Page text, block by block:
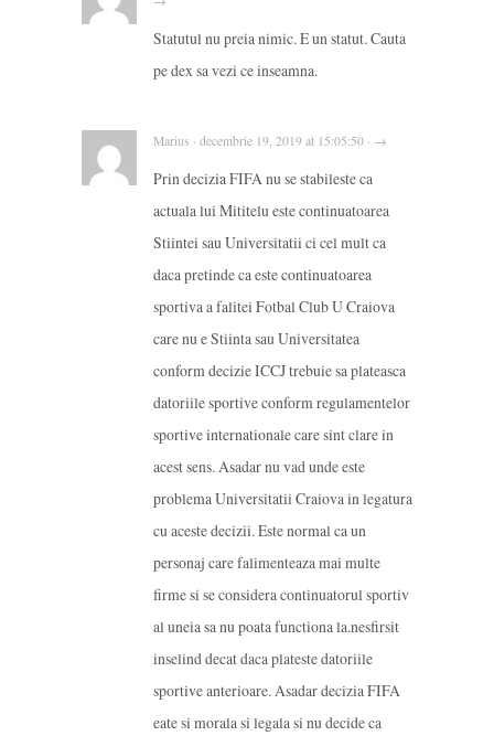
Statutul nu preia nimic. E un statut. Cauta
pe dex sa vezi ce inseamna.
Marius · decembrie 19, 2019 at 15:05:50 · →
Prin decizia FIFA nu se stabileste ca
actuala lui Mititelu este continuatoarea
Stiintei sau Universitatii ci cel mult ca
daca pretinde ca este continuatoarea
sportiva a falitei Fotbal Club U Craiova
care nu e Stiinta sau Universitatea
conform decizie ICCJ trebuie sa plateasca
datoriile sportive conform regulamentelor
sportive internationale care sint clare in
acest sens. Asadar nu vad unde este
problema Universitatii Craiova in legatura
cu aceste decizii. Este normal ca un
personaj care falimenteaza mai multe
firme si se considera continuatorul sportiv
al uneia sa nu poata functiona la.nesfirsit
inselind decat daca plateste datoriile
sportive anterioare. Asadar decizia FIFA
eate si morala si legala si nu decide ca